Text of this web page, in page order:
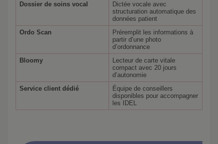
Dossier de soins vocal
Dictée vocale avec
structuration automatique des
données patient
Ordo Scan
Préremplit les informations à
partir d’une photo
d’ordonnance
Bloomy
Lecteur de carte vitale
compact avec 20 jours
d’autonomie
Service client dédié
Équipe de conseillers
disponibles pour accompagner
les IDEL